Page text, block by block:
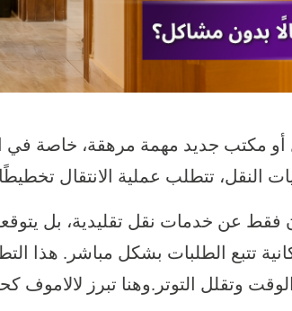
أو مكتب جديد مهمة مرهقة، خاصة في
النقل، تتطلب عملية الانتقال
فقط عن خدمات نقل تقليدية، بل
تتبع الطلبات بشكل مباشر. هذا
وتقلل التوتر.وهنا تبرز لالاموف